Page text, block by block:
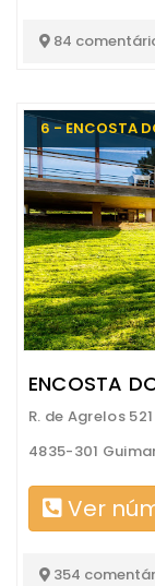
84
6 - ENCOSTA
ENCOSTA
R. de Agrelos 521
4835-301
Ver
354